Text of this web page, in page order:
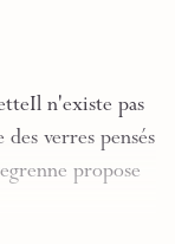
n'existe pas
verres pensés
propose